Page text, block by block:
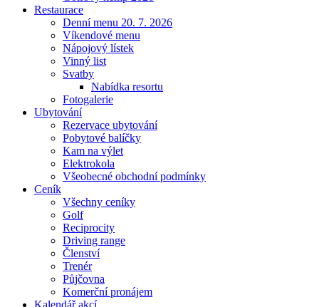
Restaurace
Denní menu 20. 7. 2026
Víkendové menu
Nápojový lístek
Vinný list
Svatby
Nabídka resortu
Fotogalerie
Ubytování
Rezervace ubytování
Pobytové balíčky
Kam na výlet
Elektrokola
Všeobecné obchodní podmínky
Ceník
Všechny ceníky
Golf
Reciprocity
Driving range
Členství
Trenér
Půjčovna
Komerční pronájem
Kalendář akcí